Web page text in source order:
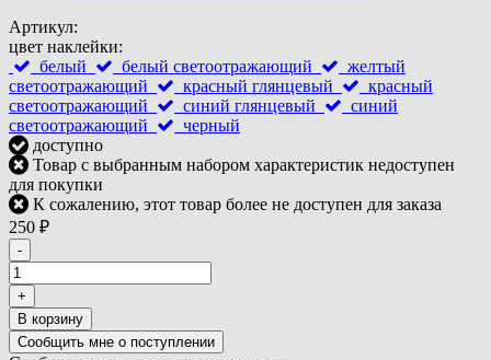
Артикул:
цвет наклейки:
белый
белый светоотражающий
желтый
светоотражающий
красный глянцевый
красный
светоотражающий
синий глянцевый
синий
светоотражающий
черный
доступно
Товар с выбранным набором характеристик недоступен
для покупки
К сожалению, этот товар более не доступен для заказа
250 ₽
-
+
В корзину